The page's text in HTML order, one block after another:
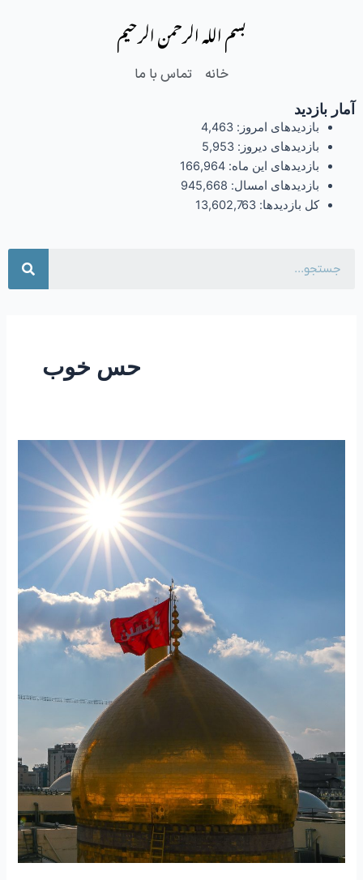
بسم الله الرحمن الرحیم
خانه تماس با ما
آمار بازدید
بازدیدهای امروز: 4,463
بازدیدهای دیروز: 5,953
بازدیدهای این ماه: 166,964
بازدیدهای امسال: 945,668
کل بازدیدها: 13,602,763
حس خوب